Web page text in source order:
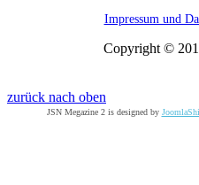
Impressum und
Copyright ©
zurück nach oben
JSN Megazine 2 is designed by